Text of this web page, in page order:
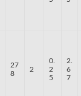
27
8
2
0.
2
5
2.
6
7